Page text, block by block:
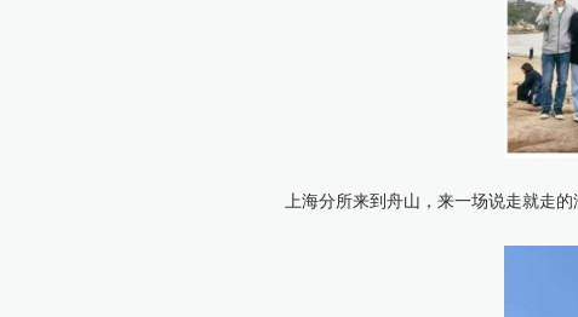
上海分所来到舟山，来一场说走就走